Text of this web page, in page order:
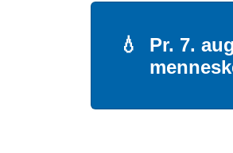
💧 Pr. 7.